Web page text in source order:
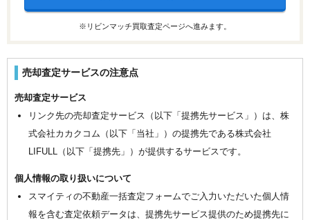
※リビンマッチ買取査定ページへ進みます。
売却査定サービスの注意点
売却査定サービス
リンク先の売却査定サービス（以下「提携先サービス」）は、株
式会社カカクコム（以下「当社」）の提携先である株式会社
LIFULL（以下「提携先」）が提供するサービスです。
個人情報の取り扱いについて
スマイティの不動産一括査定フォームでご入力いただいた個人情
報を含む査定依頼データは、提携先サービス提供のため提携先に